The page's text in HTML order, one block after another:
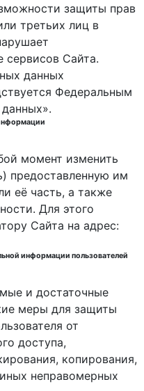
защиты прав
третьих лиц в
сервисов Сайта.
данных
Федеральным
момент изменить
предоставленную им
её часть, а также
Для этого
Сайта на адрес:
информации пользователей
и достаточные
меры для защиты
от
доступа,
копирования,
неправомерных